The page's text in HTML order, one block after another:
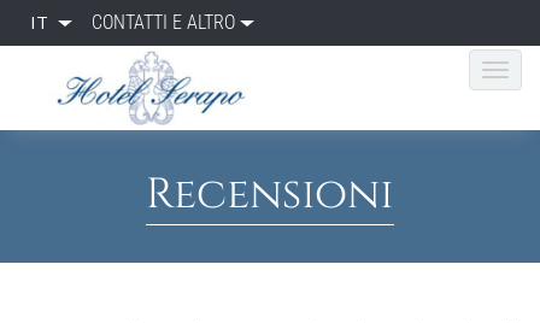
IT CONTATTI E ALTRO
Recensioni